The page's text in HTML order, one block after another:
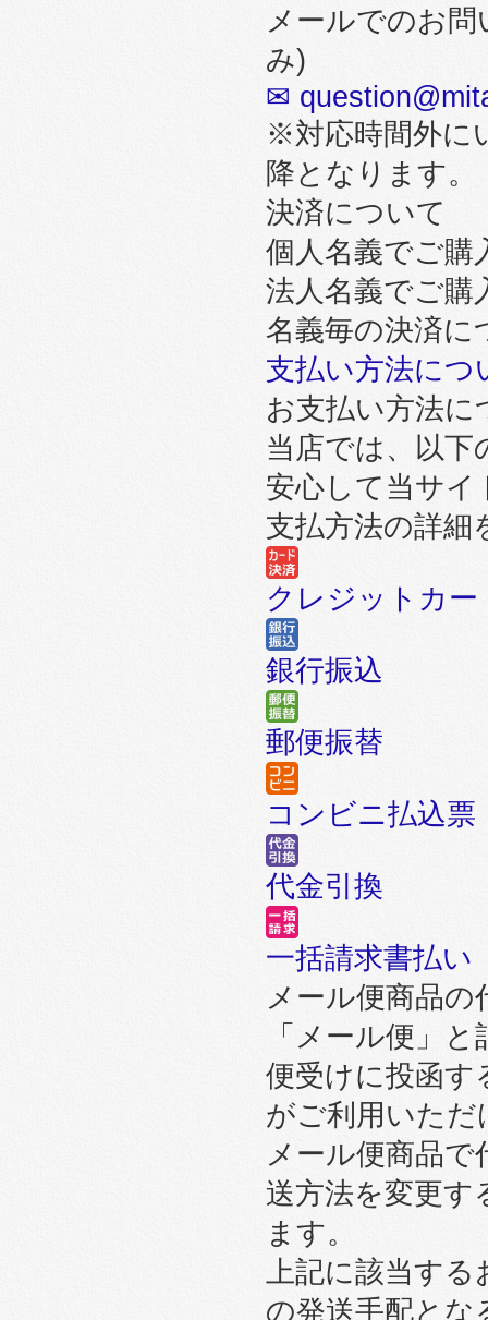
メールでのお
み)
✉
※対応時間外に
降となります。
決済について
個人名義でご購
法人名義でご購
名義毎の決済に
支払い方法につ
お支払い方法に
当店では、以
安心して当サイ
支払方法の詳細
クレジットカー
銀行振込
郵便振替
コンビニ払込票
代金引換
一括請求書払い
メール便商品の
「メール便」
便受けに投函す
がご利用いただ
メール便商品で
送方法を変更す
ます。
上記に該当する
の発送手配とな